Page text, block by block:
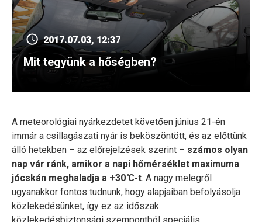
2017.07.03, 12:37
Mit tegyünk a hőségben?
A meteorológiai nyárkezdetet követően június 21-én
immár a csillagászati nyár is beköszöntött, és az előttünk
álló hetekben – az előrejelzések szerint – számos olyan
nap vár ránk, amikor a napi hőmérséklet maximuma
jócskán meghaladja a +30 ̊C-t. A nagy melegről
ugyanakkor fontos tudnunk, hogy alapjaiban befolyásolja
közlekedésünket, így ez az időszak